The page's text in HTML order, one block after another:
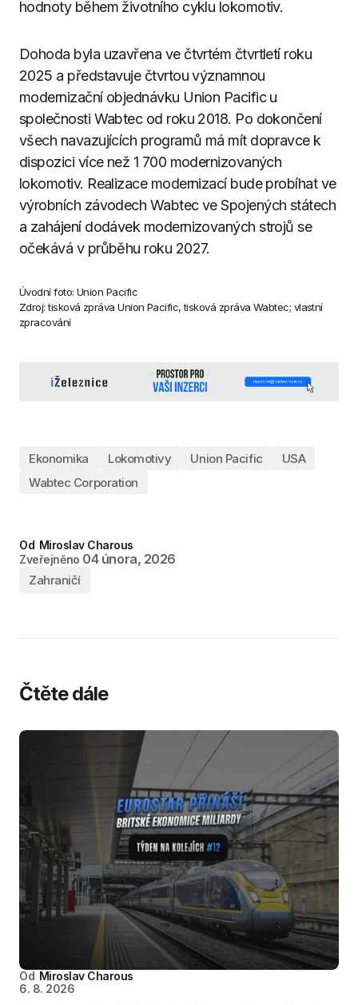
hodnoty během životního cyklu lokomotiv.
Dohoda byla uzavřena ve čtvrtém čtvrtletí roku
2025 a představuje čtvrtou významnou
modernizační objednávku Union Pacific u
společnosti Wabtec od roku 2018. Po dokončení
všech navazujících programů má mít dopravce k
dispozici více než 1 700 modernizovaných
lokomotiv. Realizace modernizací bude probíhat ve
výrobních závodech Wabtec ve Spojených státech
a zahájení dodávek modernizovaných strojů se
očekává v průběhu roku 2027.
Úvodní foto: Union Pacific
Zdroj: tisková zpráva Union Pacific, tisková zpráva Wabtec; vlastní
zpracování
Ekonomika Lokomotivy Union Pacific
USA
Wabtec Corporation
Od Miroslav Charous
Zveřejněno 04 února, 2026
Zahraničí
Čtěte dále
Od Miroslav Charous
6. 8. 2026